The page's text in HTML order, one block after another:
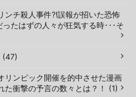
ンチ殺人事件?!誤報が招いた恐怖
たはずの人々が狂気する時･･･そ
(47)
リンピック開催を的中させた漫画
た衝撃の予言の数々とは？！ (1)